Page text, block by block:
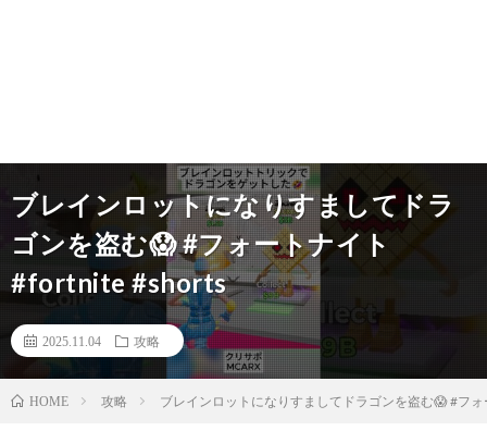
ブレインロットになりすましてドラ
ゴンを盗む😱 #フォートナイト
#fortnite #shorts
2025.11.04 攻略
HOME 攻略 ブレインロットになりすましてドラゴンを盗む😱 #フ